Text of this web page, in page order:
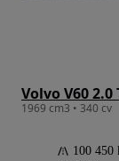
Volvo V60 2.0
1969 cm3 • 340 cv
100 450